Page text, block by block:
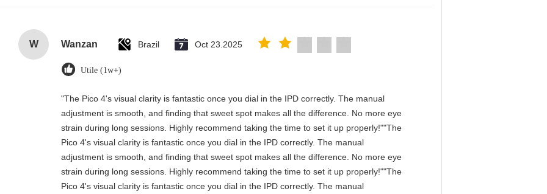
W Wanzan Brazil Oct 23.2025
Utile (1w+)
"The Pico 4's visual clarity is fantastic once you dial in the IPD correctly. The manual
adjustment is smooth, and finding that sweet spot makes all the difference. No more eye
strain during long sessions. Highly recommend taking the time to set it up properly!""The
Pico 4's visual clarity is fantastic once you dial in the IPD correctly. The manual
adjustment is smooth, and finding that sweet spot makes all the difference. No more eye
strain during long sessions. Highly recommend taking the time to set it up properly!""The
Pico 4's visual clarity is fantastic once you dial in the IPD correctly. The manual